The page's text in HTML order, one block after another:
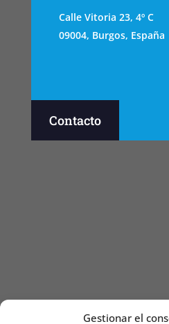
Gestionar el
Calle Vitoria 23, 4º C
09004, Burgos, España
Contacto